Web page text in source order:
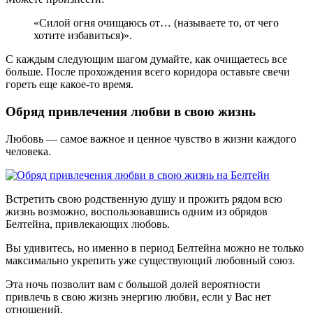
«Силой огня очищаюсь от… (называете то, от чего
хотите избавиться)».
С каждым следующим шагом думайте, как очищаетесь все
больше. После прохождения всего коридора оставьте свечи
гореть еще какое-то время.
Обряд привлечения любви в свою жизнь
Любовь — самое важное и ценное чувство в жизни каждого
человека.
Встретить свою родственную душу и прожить рядом всю
жизнь возможно, воспользовавшись одним из обрядов
Белтейна, привлекающих любовь.
Вы удивитесь, но именно в период Белтейна можно не только
максимально укрепить уже существующий любовный союз.
Эта ночь позволит вам с большой долей вероятности
привлечь в свою жизнь энергию любви, если у Вас нет
отношений.